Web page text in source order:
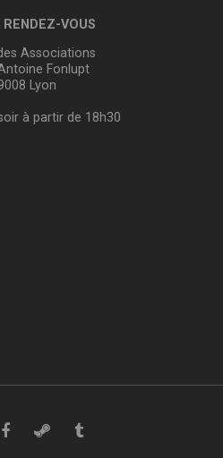
RENDEZ-VOUS
Associations
Fonlupt
Lyon
à partir de 18h30